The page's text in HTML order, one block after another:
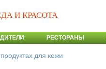
И КРАСОТА
РЕСТОРАНЫ
для кожи